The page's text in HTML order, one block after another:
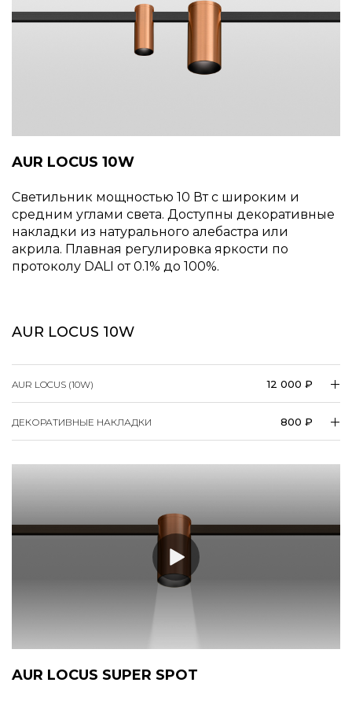
средним углами света. Доступны декоративные
накладки из натурального алебастра или
акрила. Плавная регулировка яркости по
протоколу DALI от 0.1% до 100%.
AUR LOCUS (10W) 12 000 ₽
ДЕКОРАТИВНЫЕ НАКЛАДКИ 800 ₽